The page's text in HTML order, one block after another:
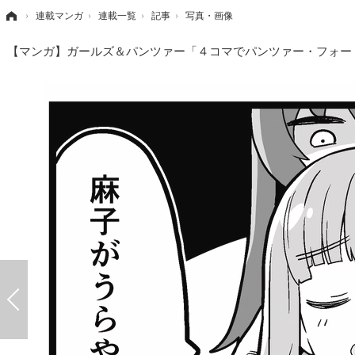
› 連載マンガ › 連載一覧 › 記事 › 写真・画像
【マンガ】ガールズ＆パンツァー「４コマでパンツァー・フォ